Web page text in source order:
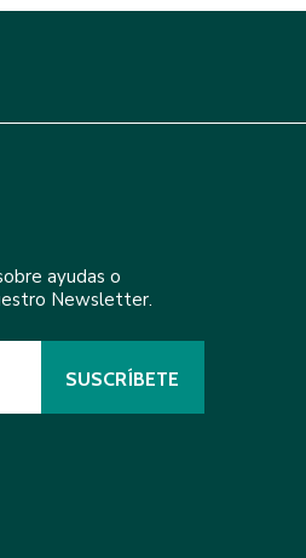
ayudas o
Newsletter.